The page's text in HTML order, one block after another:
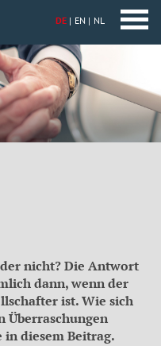
DE EN NL
nicht? Die Antwort
dann, wenn der
ist. Wie sich
Überraschungen
in diesem Beitrag.